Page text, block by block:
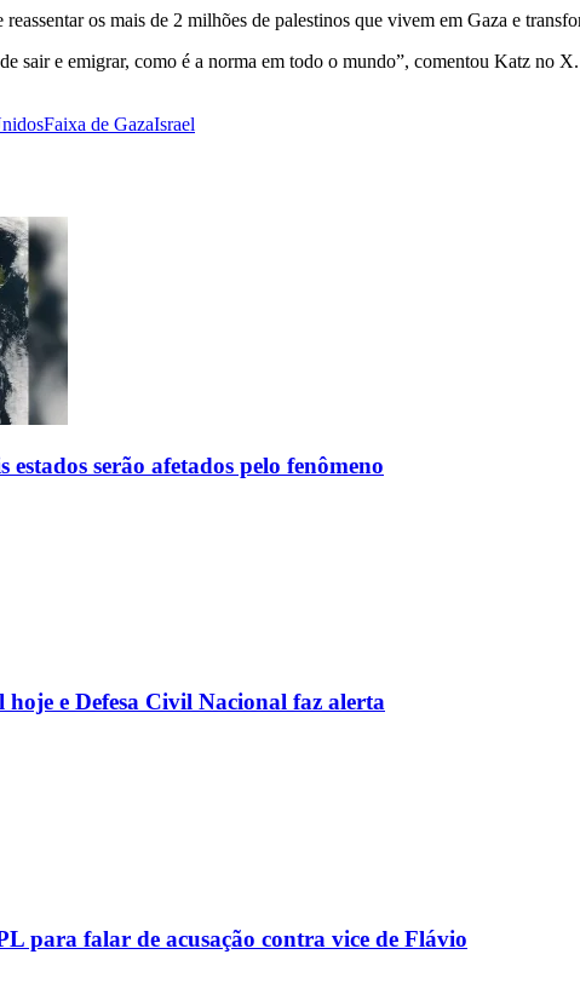
reassentar os mais de 2 milhões de palestinos que vivem em Gaza e
sair e emigrar, como é a norma em todo o mundo”, comentou Katz no X.
Faixa de GazaIsrael
serão afetados pelo fenômeno
e Defesa Civil Nacional faz alerta
para falar de acusação contra vice de Flávio